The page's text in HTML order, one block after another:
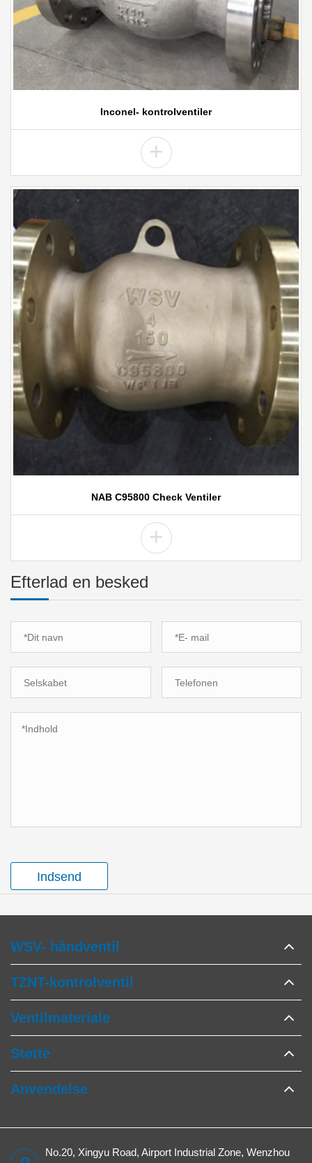
Inconel- kontrolventiler
+
NAB C95800 Check Ventiler
+
Efterlad en besked
Indsend
WSV- håndventil
TZNT-kontrolventil
Ventilmateriale
Støtte
Anvendelse
No.20, Xingyu Road, Airport Industrial Zone, Wenzhou